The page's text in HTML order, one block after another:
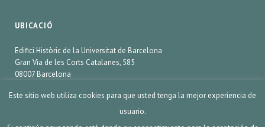
UBICACIÓ
Edifici Històric de la Universitat de Barcelona
Gran Via de les Corts Catalanes, 585
08007 Barcelona
Este sitio web utiliza cookies para que usted tenga la mejor experiencia de
usuario.